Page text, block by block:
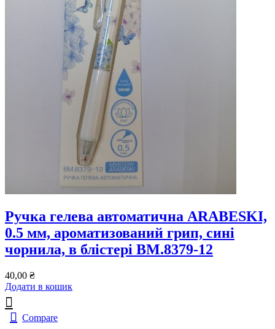
Ручка гелева автоматична ARABESKI,
0.5 мм, ароматизований грип, сині
чорнила, в блістері BM.8379-12
40,00 ₴
Додати в кошик
Compare